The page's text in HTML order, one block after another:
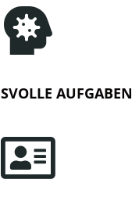

AUFGABEN
